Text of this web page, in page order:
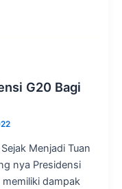
G20 Bagi
Menjadi Tuan
nya Presidensi
dampak